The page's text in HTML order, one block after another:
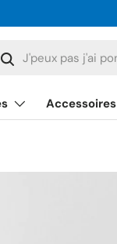
Rechercher
Accessoires